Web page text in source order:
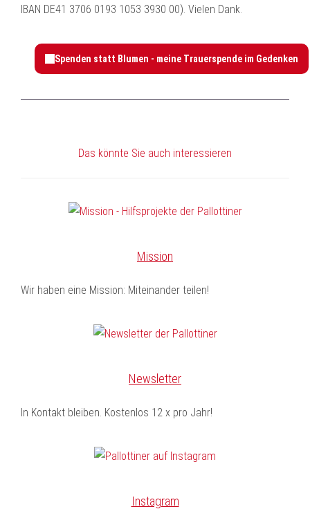
IBAN DE41 3706 0193 1053 3930 00). Vielen Dank.
Das könnte Sie auch interessieren
Mission
Wir haben eine Mission: Miteinander teilen!
Newsletter
In Kontakt bleiben. Kostenlos 12 x pro Jahr!
Instagram